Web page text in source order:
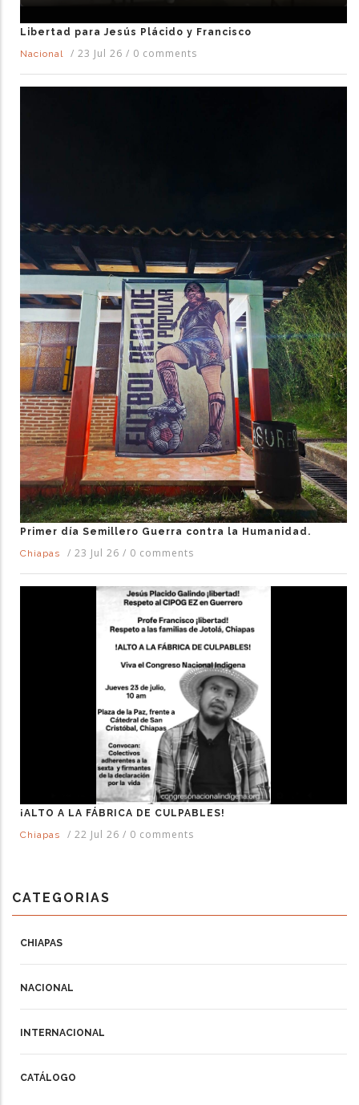
Libertad para Jesús Plácido y Francisco
Nacional
/ 23 Jul 26 / 0 comments
Primer día Semillero Guerra contra la Humanidad.
Chiapas
/ 23 Jul 26 / 0 comments
¡ALTO A LA FÁBRICA DE CULPABLES!
Chiapas
/ 22 Jul 26 / 0 comments
CATEGORIAS
CHIAPAS
NACIONAL
INTERNACIONAL
CATÁLOGO